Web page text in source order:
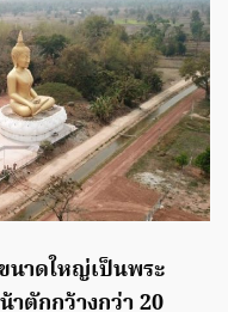
นาดใหญ่เป็นพระ
าตักกว้างกว่า 20